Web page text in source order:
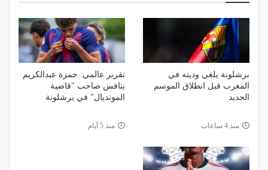
برشلونة يلغي وديته في
المغرب قبل انطلاق الموسم
الجديد
منذ 4 ساعات
تقرير عالمي: حمزة عبدالكريم
ينافس صاحب "قاضية
المونديال" في برشلونة
منذ 5 أيام